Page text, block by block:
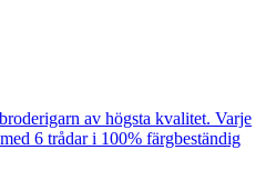
av högsta kvalitet. Varje
6 trådar i 100% färgbeständig